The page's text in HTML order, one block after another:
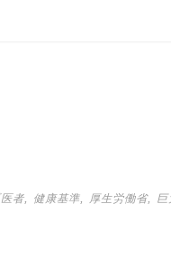
者 健康基準 厚生労働省,